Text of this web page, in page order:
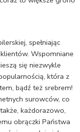
spełniając
Wspomniane
się niezwykle
która z
bądź też srebrem!
surowców, co
każdorazowo,
obrączki Państwa